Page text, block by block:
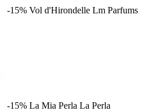
-15% Vol d'Hirondelle Lm Parfums
-15% La Mia Perla La Perla